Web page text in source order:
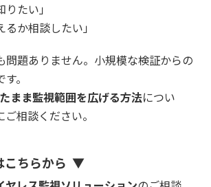
りたい」
るか相談したい」
問題ありません。小規模な検証からの
。
まま監視範囲を広げる方法につい
相談ください。
ちらから